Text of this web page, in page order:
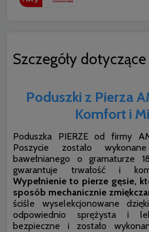
Szczegóły
Poduszki z Pierza
Komfort i
Poduszka PIERZE od firmy
Poszycie zostało
bawełnianego o gramaturze
gwarantuje trwałość i
Wypełnienie to pierze gęsie,
sposób mechanicznie
ściśle wyselekcjonowane
odpowiednio sprężysta i
bezpieczne i zostało